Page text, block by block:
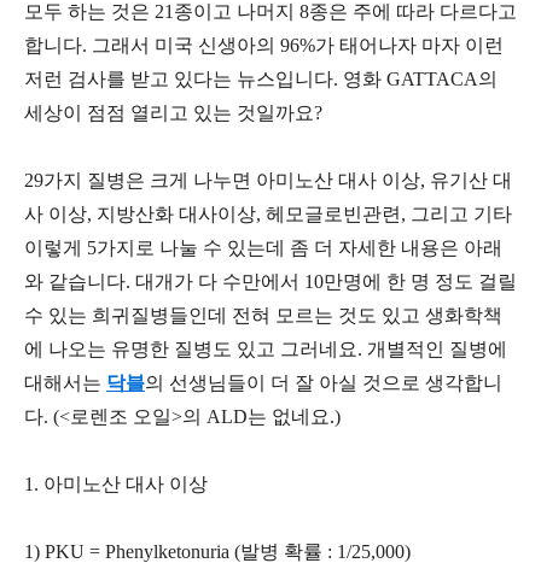
모두 하는 것은 21종이고 나머지 8종은 주에 따라 다르다고
합니다. 그래서 미국 신생아의 96%가 태어나자 마자 이런
저런 검사를 받고 있다는 뉴스입니다. 영화 GATTACA의
세상이 점점 열리고 있는 것일까요?
29가지 질병은 크게 나누면 아미노산 대사 이상, 유기산 대
사 이상, 지방산화 대사이상, 헤모글로빈관련, 그리고 기타
이렇게 5가지로 나눌 수 있는데 좀 더 자세한 내용은 아래
와 같습니다. 대개가 다 수만에서 10만명에 한 명 정도 걸릴
수 있는 희귀질병들인데 전혀 모르는 것도 있고 생화학책
에 나오는 유명한 질병도 있고 그러네요. 개별적인 질병에
대해서는 닥블의 선생님들이 더 잘 아실 것으로 생각합니
다. (<로렌조 오일>의 ALD는 없네요.)
1. 아미노산 대사 이상
1) PKU = Phenylketonuria (발병 확률 : 1/25,000)